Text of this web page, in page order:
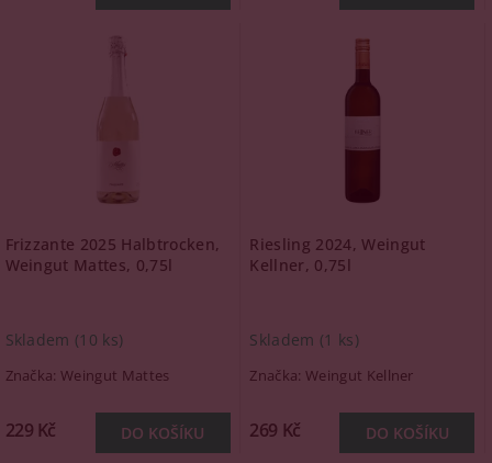
Frizzante 2025 Halbtrocken,
Weingut Mattes, 0,75l
Skladem (10 ks)
Značka:Weingut Mattes
229 Kč
Riesling 2024, Weingut
Kellner, 0,75l
Skladem (1 ks)
Značka: Weingut Kellner
269 Kč